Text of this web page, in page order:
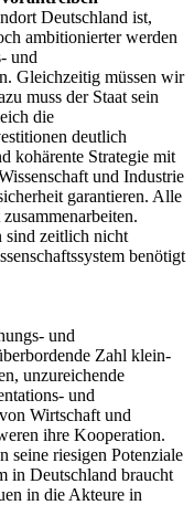
Deutschland ist,
ambitionierter werden
und
Gleichzeitig müssen wir
muss der Staat sein
die
deutlich
kohärente Strategie mit
und Industrie
garantieren. Alle
sind zeitlich nicht
benötigt
und
Zahl klein-
unzureichende
und
Wirtschaft und
ihre Kooperation.
seine riesigen Potenziale
in Deutschland braucht
in die Akteure in